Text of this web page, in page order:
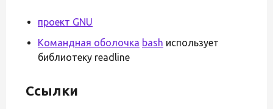
проект GNU
Командная оболочка bash использует
библиотеку readline
Ссылки